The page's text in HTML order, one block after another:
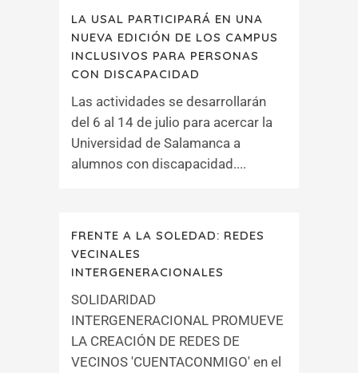
LA USAL PARTICIPARÁ EN UNA
NUEVA EDICIÓN DE LOS CAMPUS
INCLUSIVOS PARA PERSONAS
CON DISCAPACIDAD
Las actividades se desarrollarán
del 6 al 14 de julio para acercar la
Universidad de Salamanca a
alumnos con discapacidad....
FRENTE A LA SOLEDAD: REDES
VECINALES
INTERGENERACIONALES
SOLIDARIDAD
INTERGENERACIONAL PROMUEVE
LA CREACIÓN DE REDES DE
VECINOS 'CUENTACONMIGO' en el